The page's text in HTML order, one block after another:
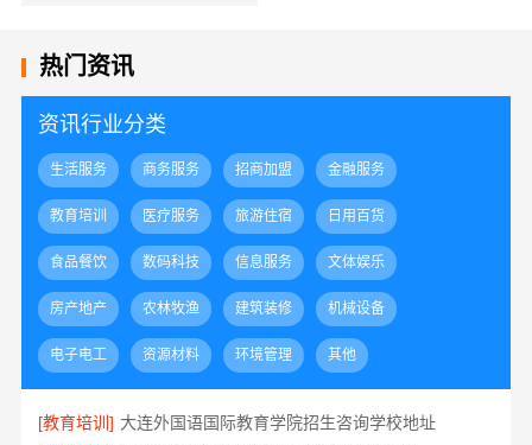
热门资讯
资讯行业分类
生活服务 商务服务 招商加盟 金融服务
教育培训 医疗服务 旅游住宿 日用百货
食品餐饮 数码科技 信息服务 文体娱乐
房产地产 农林牧渔 建筑装修 机械设备
电子电工 资源材料 环境管理 其他
[教育培训] 大连外国语国际教育学院招生咨询学校地址